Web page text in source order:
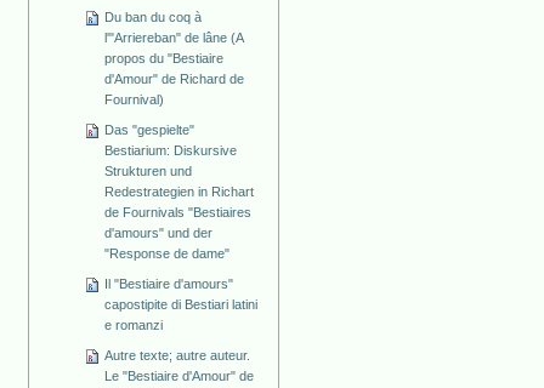
Du ban du coq à
l'"Arriereban" de lâne (A
propos du "Bestiaire
d'Amour" de Richard de
Fournival)
Das "gespielte"
Bestiarium: Diskursive
Strukturen und
Redestrategien in Richart
de Fournivals "Bestiaires
d'amours" und der
"Response de dame"
Il "Bestiaire d'amours"
capostipite di Bestiari latini
e romanzi
Autre texte; autre auteur.
Le "Bestiaire d'Amour" de